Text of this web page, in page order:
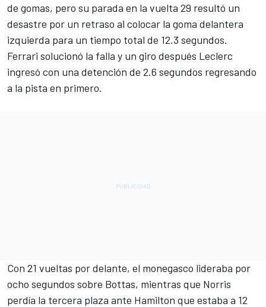
de gomas, pero su parada en la vuelta 29 resultó un
desastre por un retraso al colocar la goma delantera
izquierda para un tiempo total de 12.3 segundos.
Ferrari solucionó la falla y un giro después Leclerc
ingresó con una detención de 2.6 segundos regresando
a la pista en primero.
Con 21 vueltas por delante, el monegasco lideraba por
ocho segundos sobre Bottas, mientras que Norris
perdía la tercera plaza ante Hamilton que estaba a 12